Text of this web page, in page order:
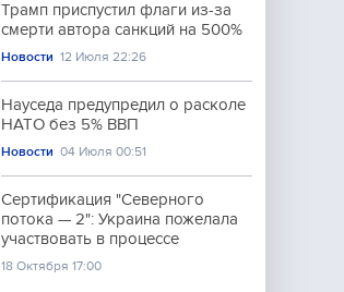
Трамп приспустил флаги из-за
смерти автора санкций на 500%
Новости 12 Июля 22:26
Науседа предупредил о расколе
НАТО без 5% ВВП
Новости 04 Июля 00:51
Сертификация "Северного
потока — 2": Украина пожелала
участвовать в процессе
18 Октября 17:00